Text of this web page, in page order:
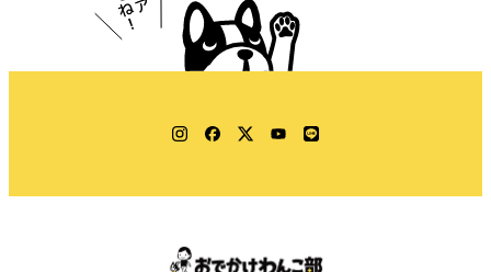
Instagram
Facebook
TwitterYouTube
LINE